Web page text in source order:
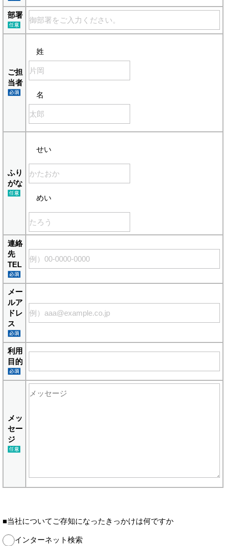
部署
ご担
当者
姓
名
ふり
がな
せい
めい
連絡
先
TEL
メー
ルア
ドレ
ス
利用
目的
メッ
セー
ジ
■当社についてご存知になったきっかけは何ですか
インターネット検索